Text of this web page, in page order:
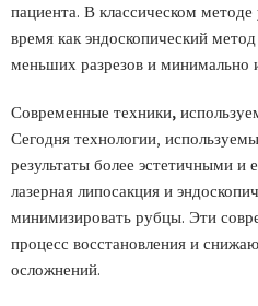
пациента. В классическом
время как эндоскопический
меньших разрезов и минимально
Современные техники,
Сегодня технологии,
результаты более эстетичными и
лазерная липосакция и
минимизировать рубцы. Эти
процесс восстановления и
осложнений.